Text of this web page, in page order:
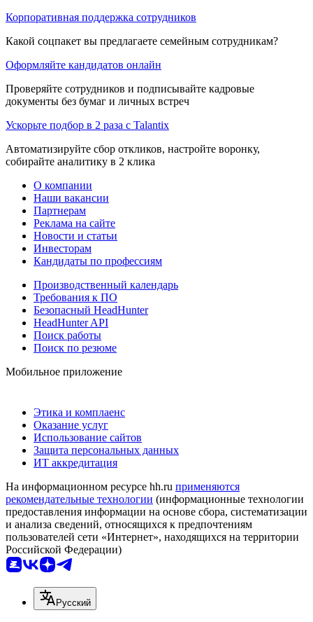
Корпоративная поддержка сотрудников
Какой соцпакет вы предлагаете семейным сотрудникам?
Оформляйте кандидатов онлайн
Проверяйте сотрудников и подписывайте кадровые
документы без бумаг и личных встреч
Ускорьте подбор в 2 раза с Talantix
Автоматизируйте сбор откликов, настройте воронку,
собирайте аналитику в 2 клика
О компании
Наши вакансии
Партнерам
Реклама на сайте
Новости и статьи
Инвесторам
Кандидаты по профессиям
Производственный календарь
Требования к ПО
Безопасный HeadHunter
HeadHunter API
Поиск работы
Поиск по резюме
Мобильное приложение
Этика и комплаенс
Оказание услуг
Использование сайтов
Защита персональных данных
ИТ аккредитация
На информационном ресурсе hh.ru применяются
рекомендательные технологии (информационные технологии
предоставления информации на основе сбора, систематизации
и анализа сведений, относящихся к предпочтениям
пользователей сети «Интернет», находящихся на территории
Российской Федерации)
Русский